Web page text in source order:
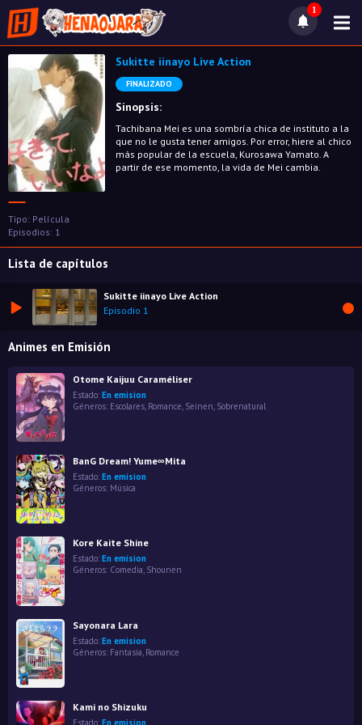
1
Sukitte iinayo Live Action
FINALIZADO
Sinopsis:
Tachibana Mei es una sombría chica de instituto a la
que no le gusta tener amigos. Por error, hiere al chico
más popular de la escuela, Kurosawa Yamato. A
partir de ese momento, la vida de Mei cambia.
Tipo: Película
Episodios: 1
Lista de capítulos
Sukitte iinayo Live Action
Episodio 1
Animes en Emisión
Otome Kaijuu Caraméliser
Estado: En emision
Géneros: Escolares Romance Seinen Sobrenatural
BanG Dream! Yume∞Mita
Estado: En emision
Géneros: Música
Kore Kaite Shine
Estado: En emision
Géneros: Comedia, Shounen
Sayonara Lara
Estado: En emision
Géneros: Fantasía Romance
Kami no Shizuku
Estado: En emision